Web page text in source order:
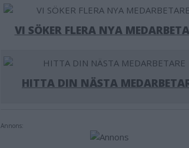
VI SÖKER FLERA NYA
HITTA DIN NÄSTA
Annons: